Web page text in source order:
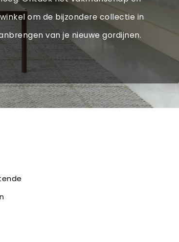
om de bijzondere collectie in
van je nieuwe gordijnen.